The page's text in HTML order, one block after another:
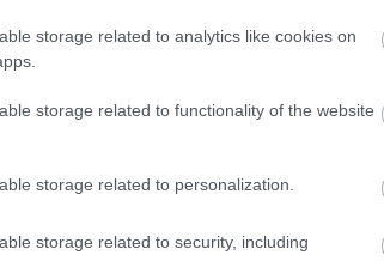
storage related to analytics like cookies on
storage related to functionality of the website
storage related to personalization.
storage related to security, including